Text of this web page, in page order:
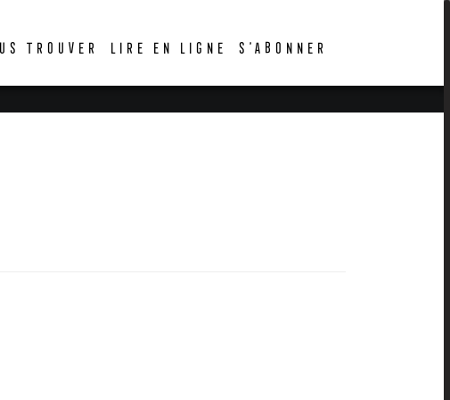
TROUVER LIRE EN LIGNE S’ABONNER